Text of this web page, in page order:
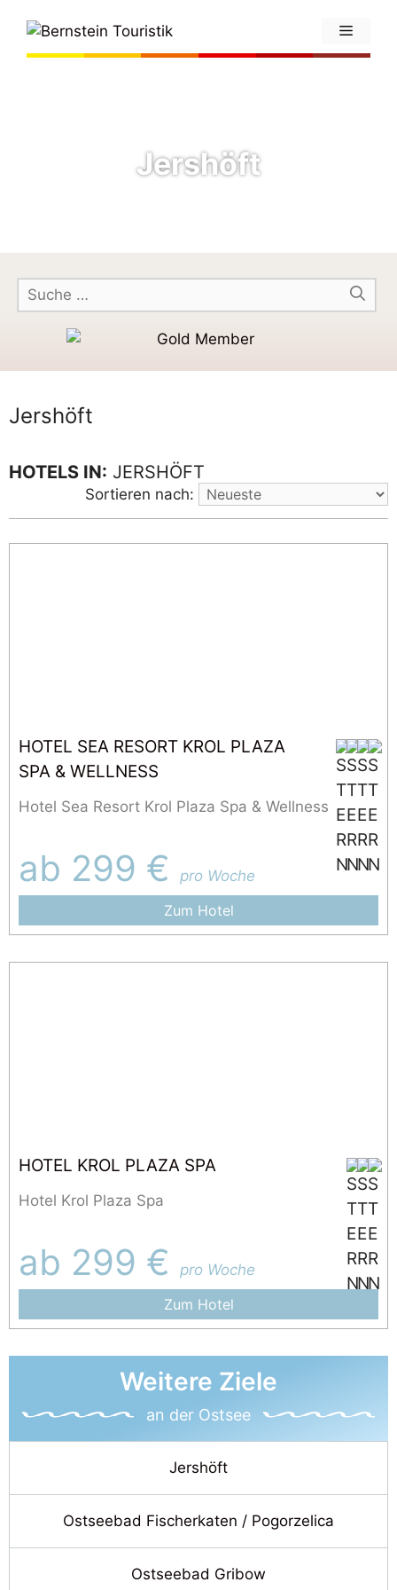
Jershöft
Jershöft
HOTELS IN: JERSHÖFT
Sortieren nach:
HOTEL SEA RESORT KROL PLAZA
SPA & WELLNESS
Hotel Sea Resort Krol Plaza Spa & Wellness
ab 299 €
pro Woche
Zum Hotel
HOTEL KROL PLAZA SPA
Hotel Krol Plaza Spa
ab 299 €
pro Woche
Zum Hotel
Weitere Ziele
an der Ostsee
Jershöft
Ostseebad Fischerkaten / Pogorzelica
Ostseebad Gribow